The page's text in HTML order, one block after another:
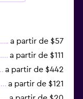
a partir de $57
a partir de $111
a partir de $442
a partir de $121